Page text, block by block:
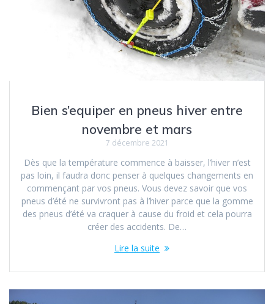
Bien s’equiper en pneus hiver entre
novembre et mars
7 décembre 2021
Dès que la température commence à baisser, l’hiver n’est
pas loin, il faudra donc penser à quelques changements en
commençant par vos pneus. Vous devez savoir que vos
pneus d’été ne survivront pas à l’hiver parce que la gomme
des pneus d’été va craquer à cause du froid et cela pourra
créer des accidents. De…
Lire la suite